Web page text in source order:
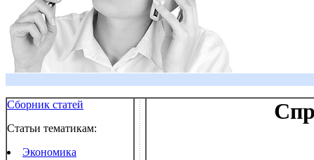
Сборник статей
Статьи тематикам:
Экономика